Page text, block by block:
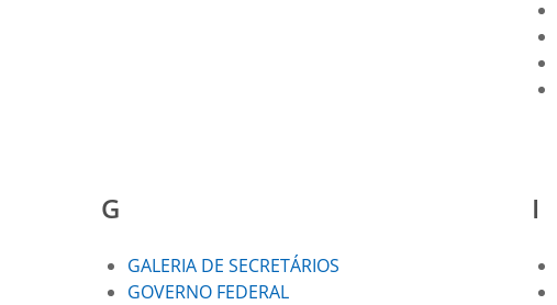
G
GALERIA DE SECRETÁRIOS
GOVERNO FEDERAL
I